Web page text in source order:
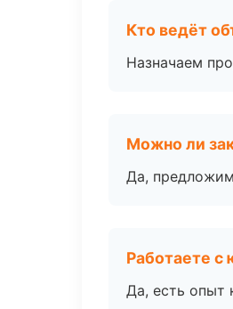
Кто ведёт
Назначаем
Можно ли
Да,
Работаете
Да, есть опыт